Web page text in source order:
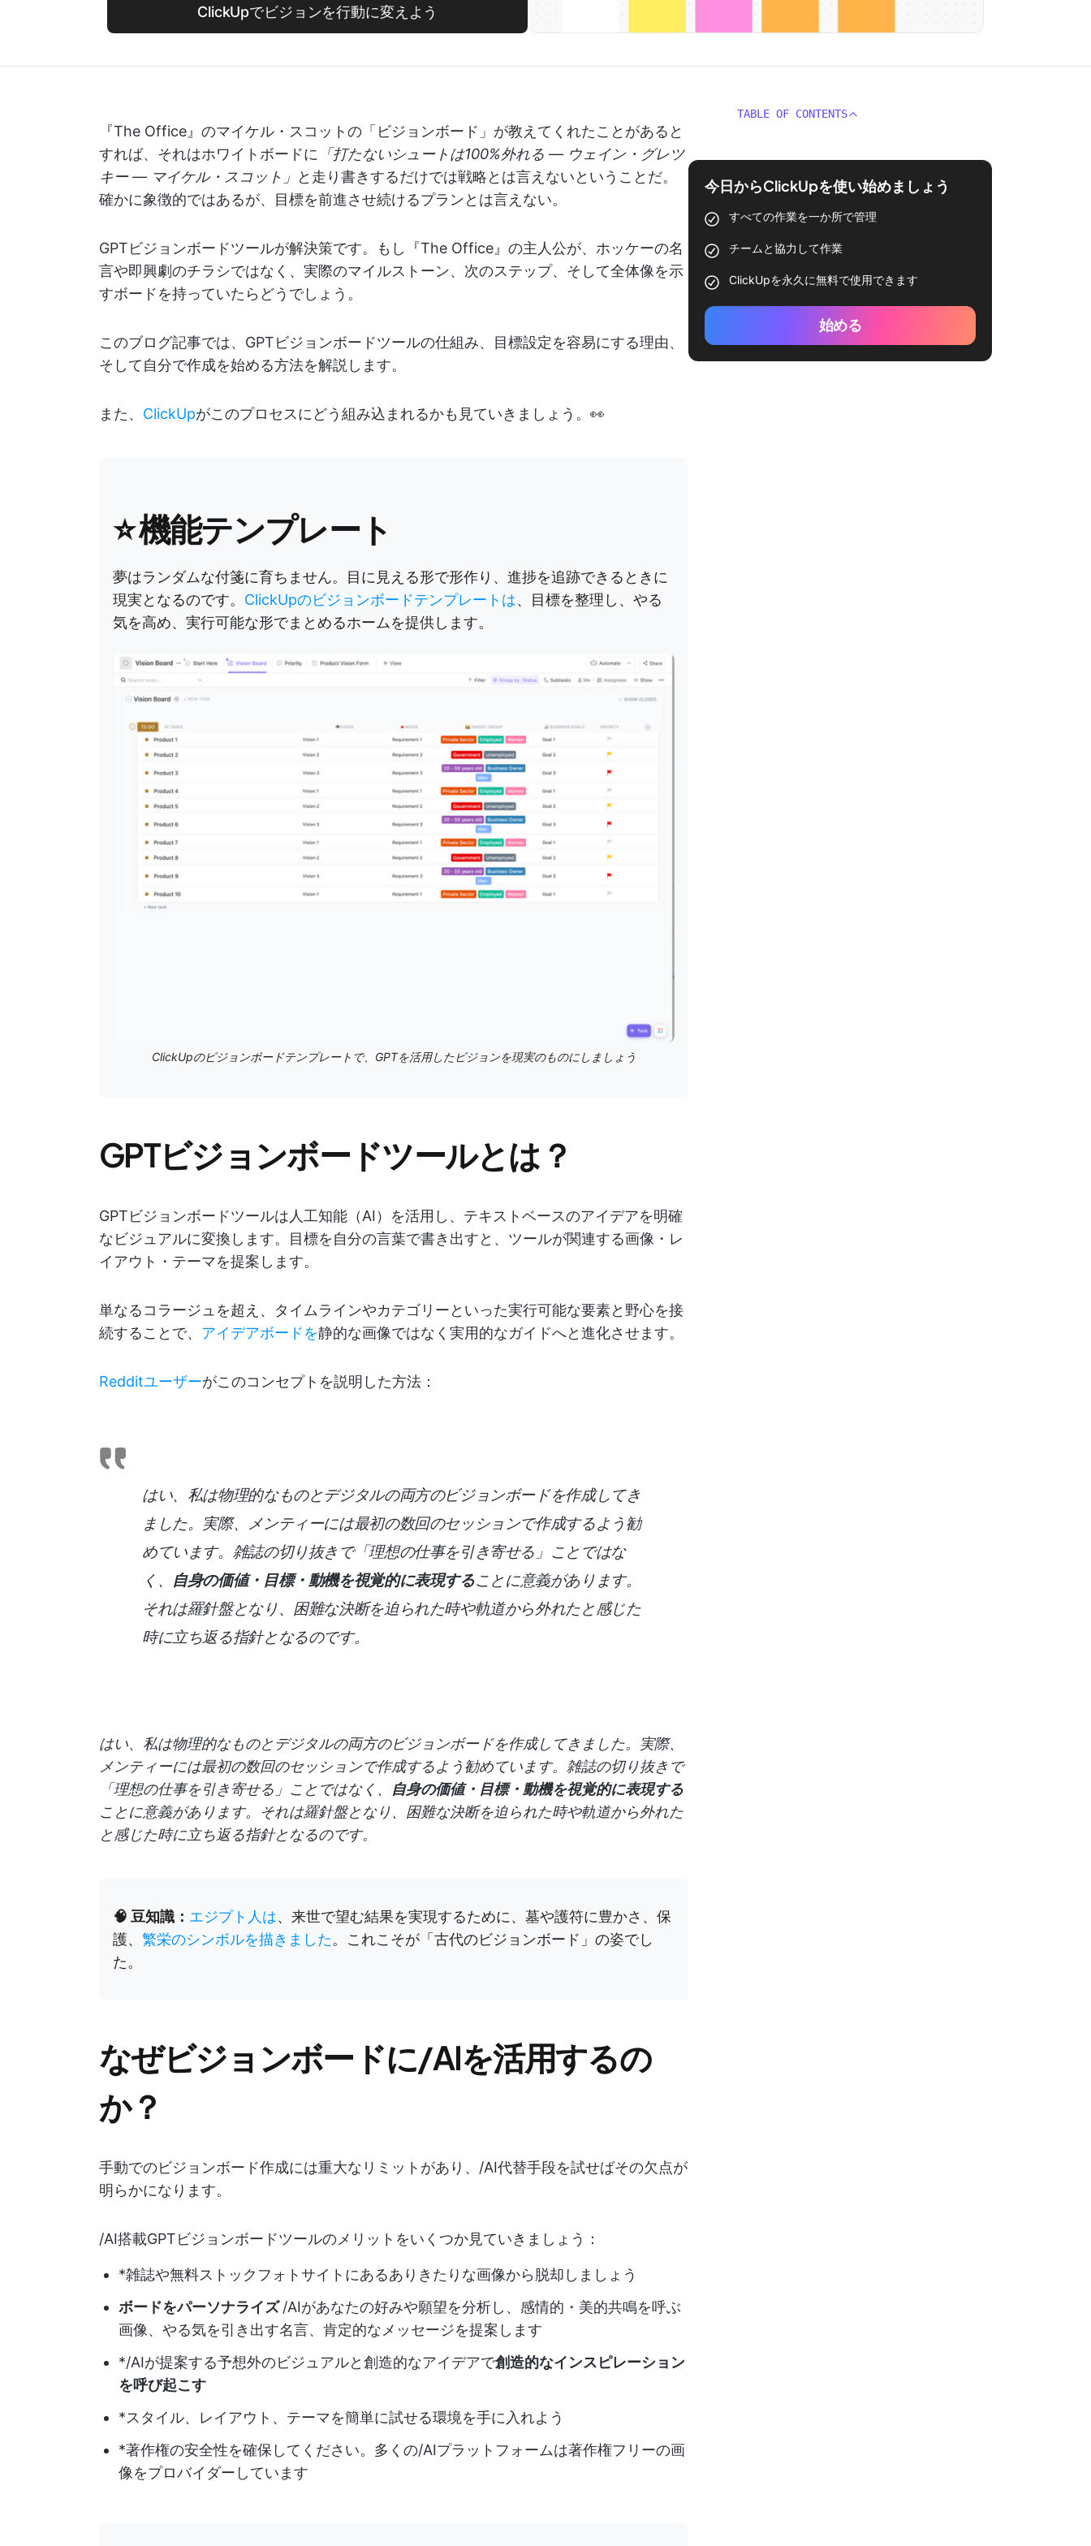
ClickUpでビジョンを行動に変えよう
『The Office』のマイケル・スコットの「ビジョンボード」が教えてくれたことがあると
すれば、それはホワイトボードに 「打たないシュートは100%外れる ― ウェイン・グレツ
キー ― マイケル・スコット」 と走り書きするだけでは戦略とは言えないということだ。
確かに象徴的ではあるが、目標を前進させ続けるプランとは言えない。
GPTビジョンボードツールが解決策です。もし『The Office』の主人公が、ホッケーの名
言や即興劇のチラシではなく、実際のマイルストーン、次のステップ、そして全体像を示
すボードを持っていたらどうでしょう。
このブログ記事では、GPTビジョンボードツールの仕組み、目標設定を容易にする理由、
そして自分で作成を始める方法を解説します。
また、 ClickUpがこのプロセスにどう組み込まれるかも見ていきましょう。👀
⭐ 機能テンプレート
夢はランダムな付箋に育ちません。目に見える形で形作り、進捗を追跡できるときに
現実となるのです。 ClickUpのビジョンボードテンプレートは、目標を整理し、やる
気を高め、実行可能な形でまとめるホームを提供します。
ClickUpのビジョンボードテンプレートで、GPTを活用したビジョンを現実のものにしましょう
GPTビジョンボードツールとは？
GPTビジョンボードツールは人工知能（AI）を活用し、テキストベースのアイデアを明確
なビジュアルに変換します。目標を自分の言葉で書き出すと、ツールが関連する画像・レ
イアウト・テーマを提案します。
単なるコラージュを超え、タイムラインやカテゴリーといった実行可能な要素と野心を接
続することで、 アイデアボードを静的な画像ではなく実用的なガイドへと進化させます。
Redditユーザーがこのコンセプトを説明した方法：
はい、私は物理的なものとデジタルの両方のビジョンボードを作成してき
ました。実際、メンティーには最初の数回のセッションで作成するよう勧
めています。雑誌の切り抜きで「理想の仕事を引き寄せる」ことではな
く、 自身の価値・目標・動機を視覚的に表現することに意義があります。
それは羅針盤となり、困難な決断を迫られた時や軌道から外れたと感じた
時に立ち返る指針となるのです。
はい、私は物理的なものとデジタルの両方のビジョンボードを作成してきました。実際、
メンティーには最初の数回のセッションで作成するよう勧めています。雑誌の切り抜きで
「理想の仕事を引き寄せる」ことではなく、 自身の価値・目標・動機を視覚的に表現する
ことに意義があります。それは羅針盤となり、困難な決断を迫られた時や軌道から外れた
と感じた時に立ち返る指針となるのです。
🧠 豆知識： エジプト人は、来世で望む結果を実現するために、墓や護符に豊かさ、保
護、 繁栄のシンボルを描きました。これこそが「古代のビジョンボード」の姿でし
た。
なぜビジョンボードに/AIを活用するの
か？
手動でのビジョンボード作成には重大なリミットがあり、/AI代替手段を試せばその欠点が
明らかになります。
/AI搭載GPTビジョンボードツールのメリットをいくつか見ていきましょう：
*雑誌や無料ストックフォトサイトにあるありきたりな画像から脱却しましょう
ボードをパーソナライズ/AIがあなたの好みや願望を分析し、感情的・美的共鳴を呼ぶ
画像、やる気を引き出す名言、肯定的なメッセージを提案します
*/AIが提案する予想外のビジュアルと創造的なアイデアで創造的なインスピレーション
を呼び起こす
*スタイル、レイアウト、テーマを簡単に試せる環境を手に入れよう
*著作権の安全性を確保してください。多くの/AIプラットフォームは著作権フリーの画
像をプロバイダーしています
TABLE OF CONTENTS
今日からClickUpを使い始めましょう
すべての作業を一か所で管理
チームと協力して作業
ClickUpを永久に無料で使用できます
始める